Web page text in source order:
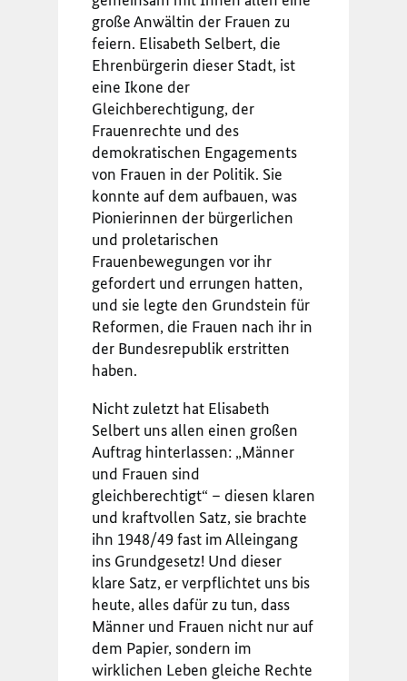
große Anwältin der Frauen zu
feiern. Elisabeth Selbert, die
Ehrenbürgerin dieser Stadt, ist
eine Ikone der
Gleichberechtigung, der
Frauenrechte und des
demokratischen Engagements
von Frauen in der Politik. Sie
konnte auf dem aufbauen, was
Pionierinnen der bürgerlichen
und proletarischen
Frauenbewegungen vor ihr
gefordert und errungen hatten,
und sie legte den Grundstein für
Reformen, die Frauen nach ihr in
der Bundesrepublik erstritten
haben.
Nicht zuletzt hat Elisabeth
Selbert uns allen einen großen
Auftrag hinterlassen: „Männer
und Frauen sind
gleichberechtigt“ – diesen klaren
und kraftvollen Satz, sie brachte
ihn 1948/49 fast im Alleingang
ins Grundgesetz! Und dieser
klare Satz, er verpflichtet uns bis
heute, alles dafür zu tun, dass
Männer und Frauen nicht nur auf
dem Papier, sondern im
wirklichen Leben gleiche Rechte